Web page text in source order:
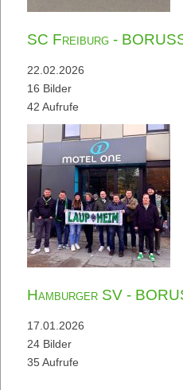
SC Freiburg -
22.02.2026
16 Bilder
42 Aufrufe
Hamburger SV -
17.01.2026
24 Bilder
35 Aufrufe